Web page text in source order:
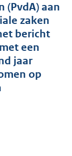
(PvdA) aan
zaken
bericht
een
jaar
op